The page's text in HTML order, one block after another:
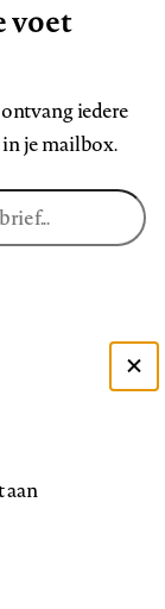
voet
iedere
je mailbox.
aan